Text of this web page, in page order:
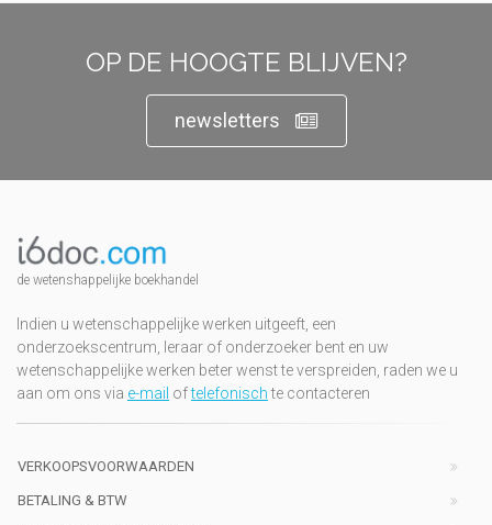
OP DE HOOGTE BLIJVEN?
newsletters
de wetenshappelijke boekhandel
Indien u wetenschappelijke werken uitgeeft, een
onderzoekscentrum, leraar of onderzoeker bent en uw
wetenschappelijke werken beter wenst te verspreiden, raden we u
aan om ons via e-mail oftelefonischte contacteren
VERKOOPSVOORWAARDEN
BETALING & BTW